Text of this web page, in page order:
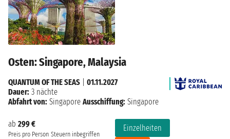
Osten: Singapore, Malaysia
ab 299 €
Preis pro Person Steuern inbegriffen
Einzelheiten
QUANTUM OF THE SEAS
01.11.2027
Dauer: 3 nächte
Abfahrt von: Singapore Ausschiffung: Singapore